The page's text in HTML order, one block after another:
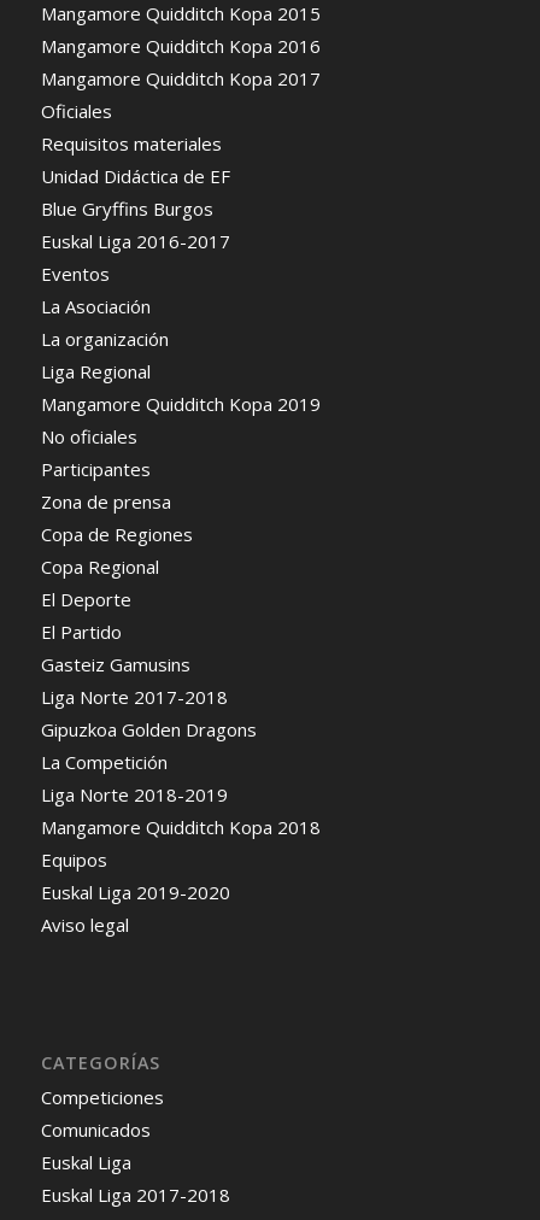
Mangamore Quidditch Kopa 2015
Mangamore Quidditch Kopa 2016
Mangamore Quidditch Kopa 2017
Oficiales
Requisitos materiales
Unidad Didáctica de EF
Blue Gryffins Burgos
Euskal Liga 2016-2017
Eventos
La Asociación
La organización
Liga Regional
Mangamore Quidditch Kopa 2019
No oficiales
Participantes
Zona de prensa
Copa de Regiones
Copa Regional
El Deporte
El Partido
Gasteiz Gamusins
Liga Norte 2017-2018
Gipuzkoa Golden Dragons
La Competición
Liga Norte 2018-2019
Mangamore Quidditch Kopa 2018
Equipos
Euskal Liga 2019-2020
Aviso legal
CATEGORÍAS
Competiciones
Comunicados
Euskal Liga
Euskal Liga 2017-2018